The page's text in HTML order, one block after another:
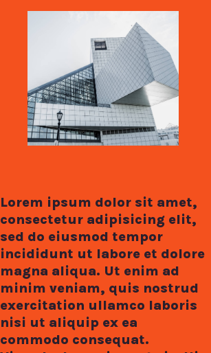
Lorem ipsum dolor sit amet,
consectetur adipisicing elit,
sed do eiusmod tempor
incididunt ut labore et dolore
magna aliqua. Ut enim ad
minim veniam, quis nostrud
exercitation ullamco laboris
nisi ut aliquip ex ea
commodo consequat.